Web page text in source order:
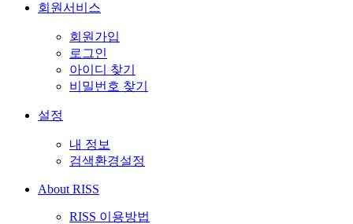
회원서비스
회원가입
로그인
아이디 찾기
비밀번호 찾기
설정
내 정보
검색환경설정
About RISS
RISS 이용방법